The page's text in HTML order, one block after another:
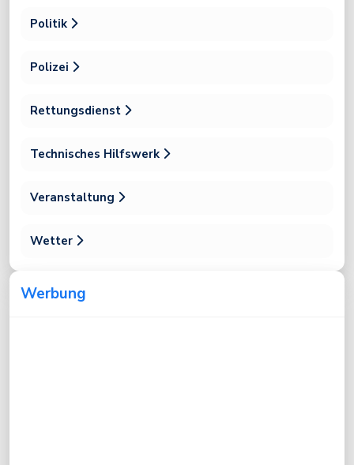
Politik
Polizei
Rettungsdienst
Technisches Hilfswerk
Veranstaltung
Wetter
Werbung